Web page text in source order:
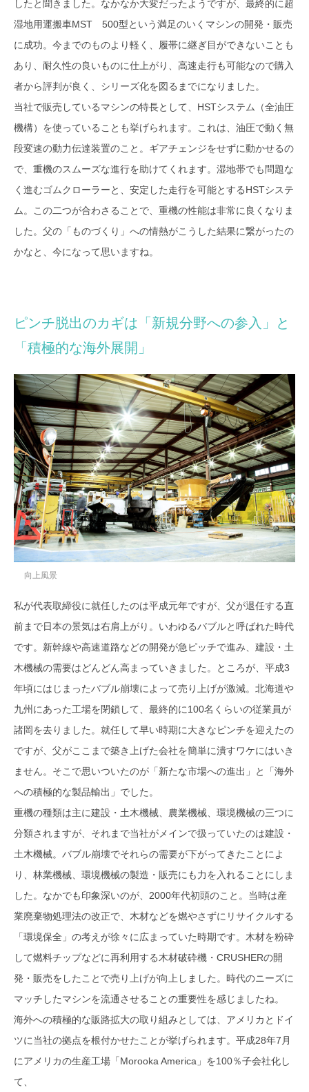
したと聞きました。なかなか大変だったようですが、最終的に超
湿地用運搬車MST 500型という満足のいくマシンの開発・販売
に成功。今までのものより軽く、履帯に継ぎ目ができないことも
あり、耐久性の良いものに仕上がり、高速走行も可能なので購入
者から評判が良く、シリーズ化を図るまでになりました。
当社で販売しているマシンの特長として、HSTシステム（全油圧
機構）を使っていることも挙げられます。これは、油圧で動く無
段変速の動力伝達装置のこと。ギアチェンジをせずに動かせるの
で、重機のスムーズな進行を助けてくれます。湿地帯でも問題な
く進むゴムクローラーと、安定した走行を可能とするHSTシステ
ム。この二つが合わさることで、重機の性能は非常に良くなりま
した。父の「ものづくり」への情熱がこうした結果に繋がったの
かなと、今になって思いますね。
ピンチ脱出のカギは「新規分野への参入」と
「積極的な海外展開」
向上風景
私が代表取締役に就任したのは平成元年ですが、父が退任する直
前まで日本の景気は右肩上がり。いわゆるバブルと呼ばれた時代
です。新幹線や高速道路などの開発が急ピッチで進み、建設・土
木機械の需要はどんどん高まっていきました。ところが、平成3
年頃にはじまったバブル崩壊によって売り上げが激減。北海道や
九州にあった工場を閉鎖して、最終的に100名くらいの従業員が
諸岡を去りました。就任して早い時期に大きなピンチを迎えたの
ですが、父がここまで築き上げた会社を簡単に潰すワケにはいき
ません。そこで思いついたのが「新たな市場への進出」と「海外
への積極的な製品輸出」でした。
重機の種類は主に建設・土木機械、農業機械、環境機械の三つに
分類されますが、それまで当社がメインで扱っていたのは建設・
土木機械。バブル崩壊でそれらの需要が下がってきたことによ
り、林業機械、環境機械の製造・販売にも力を入れることにしま
した。なかでも印象深いのが、2000年代初頭のこと。当時は産
業廃棄物処理法の改正で、木材などを燃やさずにリサイクルする
「環境保全」の考えが徐々に広まっていた時期です。木材を粉砕
して燃料チップなどに再利用する木材破砕機・CRUSHERの開
発・販売をしたことで売り上げが向上しました。時代のニーズに
マッチしたマシンを流通させることの重要性を感じましたね。
海外への積極的な販路拡大の取り組みとしては、アメリカとドイ
ツに当社の拠点を根付かせたことが挙げられます。平成28年7月
にアメリカの生産工場「Morooka America」を100％子会社化し
て、